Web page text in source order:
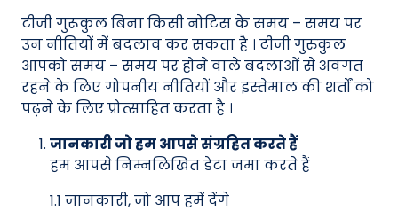
टीजी गुरूकुल बिना किसी नोटिस के समय – समय पर
उन नीतियों में बदलाव कर सकता है । टीजी गुरुकुल
आपको समय – समय पर होने वाले बदलाओं से अवगत
रहने के लिए गोपनीय नीतियों और इस्तेमाल की शर्तों को
पढ़ने के लिए प्रोत्साहित करता है ।
जानकारी जो हम आपसे संग्रहित करते हैं
हम आपसे निम्नलिखित डेटा जमा करते हैं
1.1 जानकारी, जो आप हमें देंगे